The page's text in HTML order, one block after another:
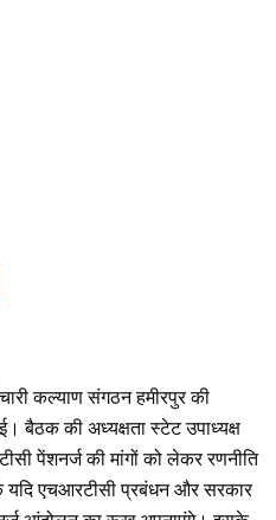
कल्याण संगठन हमीरपुर की
बैठक की अध्यक्षता स्टेट उपाध्यक्ष
पेंशनर्ज की मांगों को लेकर रणनीति
यदि एचआरटीसी प्रबंधन और सरकार